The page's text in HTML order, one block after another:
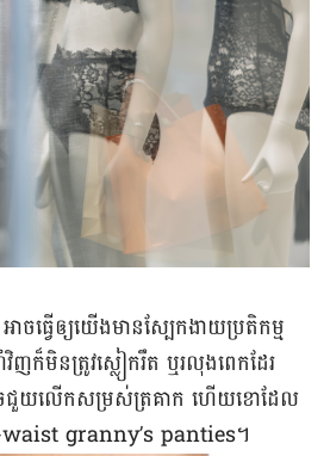
វើឲ្យ​យើងមាន​ស្បែក​ងាយ​ប្រតិកម្ម​
មិន​ត្រូវ​ស្លៀក​រឹត ឬ​រលុង​ពេក​ដែរ
អាច​ជួយ​លើក​សម្រស់​ត្រគាក ហើយ​ខោ​ដែល​
waist granny’s panties។